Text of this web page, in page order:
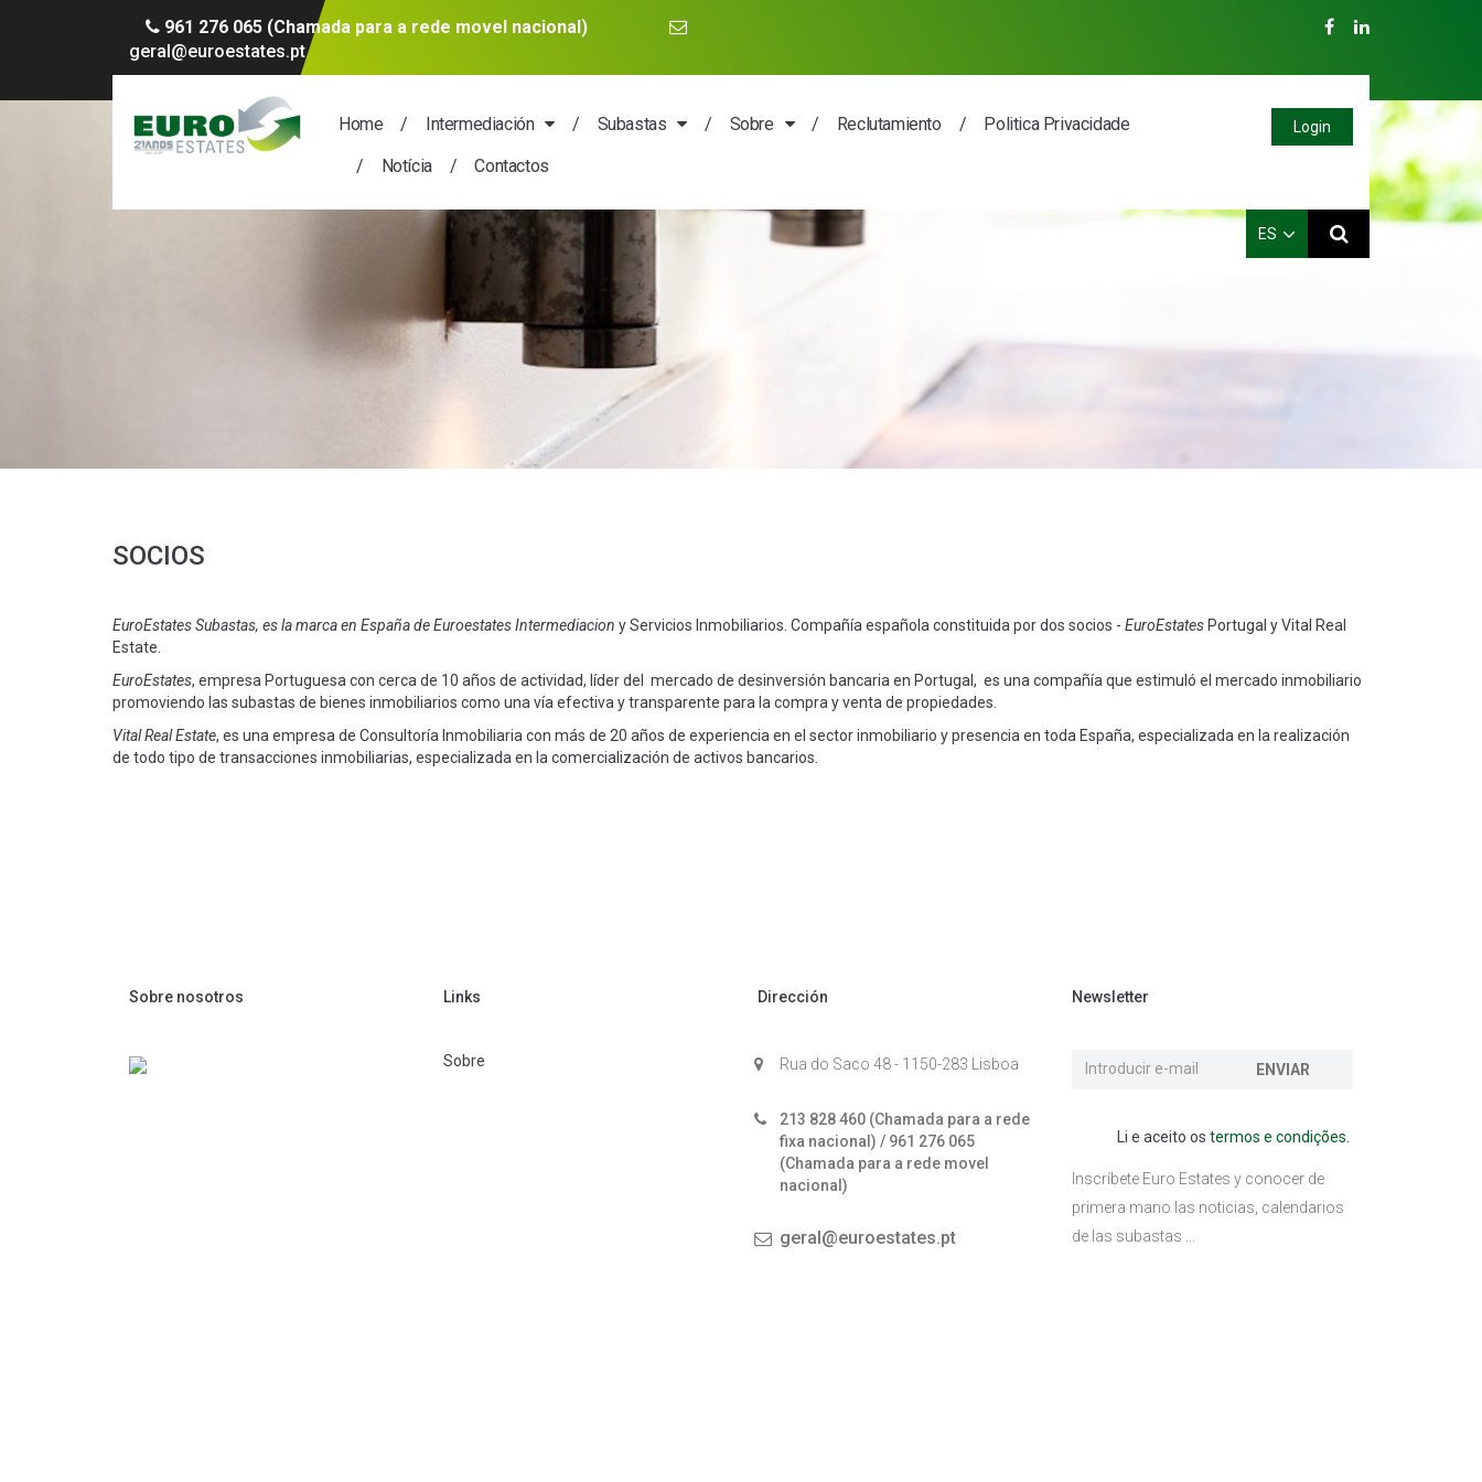
961 276 065 (Chamada para a rede movel nacional)
geral@euroestates.pt
Home Intermediación Subastas Sobre Reclutamiento
Politica Privacidade
Notícia
Contactos
Login
ES
SOCIOS
EuroEstates Subastas, es la marca en España de Euroestates Intermediacion y Servicios Inmobiliarios. Compañía española constituida por dos socios - EuroEstates Portugal y Vital Real
Estate.
EuroEstates, empresa Portuguesa con cerca de 10 años de actividad, líder del mercado de desinversión bancaria en Portugal, es una compañía que estimuló el mercado inmobiliario
promoviendo las subastas de bienes inmobiliarios como una vía efectiva y transparente para la compra y venta de propiedades.
Vital Real Estate, es una empresa de Consultoría Inmobiliaria con más de 20 años de experiencia en el sector inmobiliario y presencia en toda España, especializada en la realización
de todo tipo de transacciones inmobiliarias, especializada en la comercialización de activos bancarios.
Sobre nosotros Links
Sobre
Dirección
Rua do Saco 48 - 1150-283 Lisboa
213 828 460 (Chamada para a rede
fixa nacional) / 961 276 065
(Chamada para a rede movel
nacional)
geral@euroestates.pt
Newsletter
ENVIAR
Li e aceito os termos e condições.
Inscríbete Euro Estates y conocer de
primera mano las noticias, calendarios
de las subastas ...